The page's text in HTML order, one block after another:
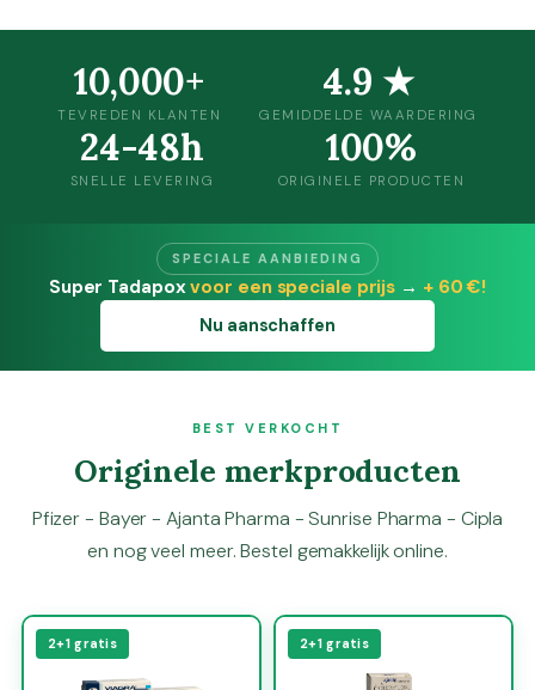
10,000+
TEVREDEN KLANTEN
4.9 ★
GEMIDDELDE WAARDERING
24-48h
SNELLE LEVERING
100%
ORIGINELE PRODUCTEN
SPECIALE AANBIEDING
Super Tadapoxvoor een speciale prijs → + 60 €!
Nu aanschaffen
BEST VERKOCHT
Originele merkproducten
Pfizer - Bayer - Ajanta Pharma - Sunrise Pharma - Cipla
en nog veel meer. Bestel gemakkelijk online.
2+1 gratis 2+1 gratis